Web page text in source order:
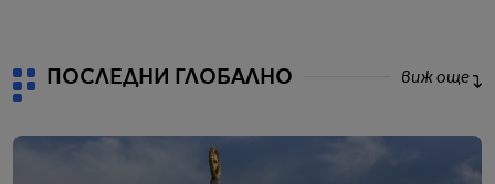
ПОСЛЕДНИ ГЛОБАЛНО виж още